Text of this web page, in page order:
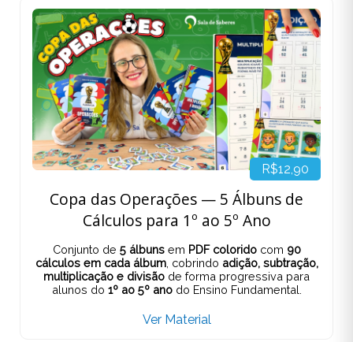
R$12,90
Copa das Operações — 5 Álbuns de
Cálculos para 1º ao 5º Ano
Conjunto de 5 álbunsem PDF coloridocom 90
cálculos em cada álbum, cobrindo adição, subtração,
multiplicação e divisão de forma progressiva para
alunos do 1º ao 5º anodo Ensino Fundamental.
Ver Material